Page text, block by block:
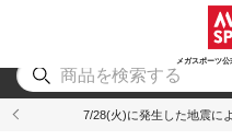
メガスポーツ
アウトドア
7/28(火)に発生した地震に